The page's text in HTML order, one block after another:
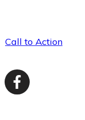
Call to Action